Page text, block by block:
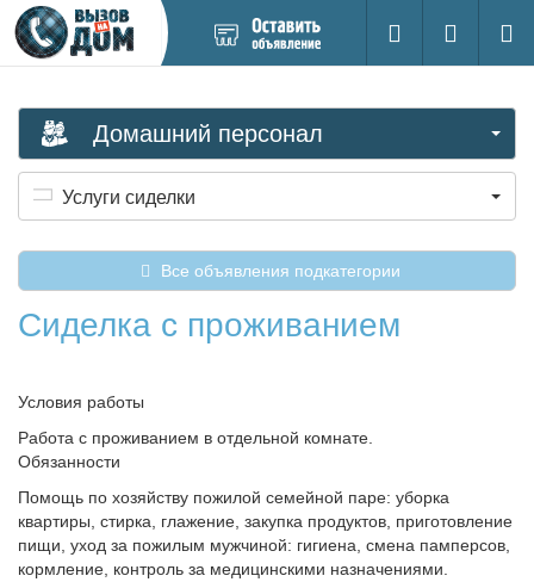
новое
Поиск
Вход на
Домашний персонал
Услуги сиделки
Все объявления подкатегории
Сиделка с проживанием
Условия работы
Работа с проживанием в отдельной комнате.
Обязанности
Помощь по хозяйству пожилой семейной паре: уборка
квартиры, стирка, глажение, закупка продуктов, приготовление
пищи, уход за пожилым мужчиной: гигиена, смена памперсов,
кормление, контроль за медицинскими назначениями.